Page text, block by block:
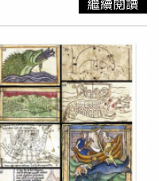
活化石稱號，目前全世
亞洲東海岸，在台灣及
中含銅離子，因此呈現
的海洋生物。
身是銀灰色的，而且身
頭，經專家證實，這是
報導，澳洲獸醫卡特
年在海邊散步時，
人的巨型海怪，讓他們震
為獸醫的卡特表示，
雖然比我們平時看到的
2倍大」，報導稱，
至少可以長到寬約4.2